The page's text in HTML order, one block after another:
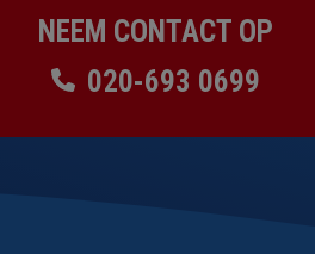
NEEM CONTACT OP
020-693 0699